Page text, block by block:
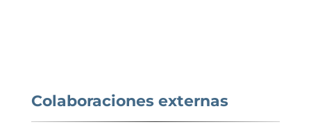
Colaboraciones externas